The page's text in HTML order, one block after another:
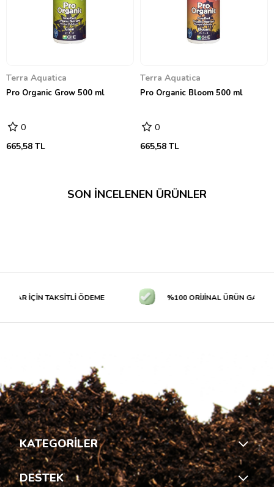
Terra Aquatica
Pro Organic Grow 500 ml
0
665,58 TL
Terra Aquatica
Pro Organic Bloom 500 ml
0
665,58 TL
SON İNCELENEN ÜRÜNLER
İÇİN TAKSİTLİ ÖDEME %100 ORİJİNAL ÜRÜN
KATEGORİLER
DESTEK